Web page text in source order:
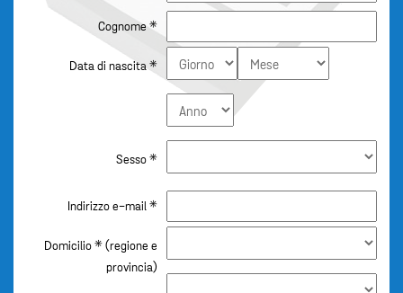
Cognome *
Data di nascita *
Sesso *
Indirizzo e-mail *
Domicilio * (regione e
provincia)